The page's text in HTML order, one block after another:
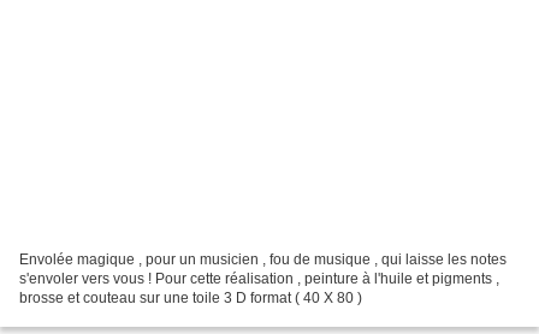
Envolée magique , pour un musicien , fou de musique , qui laisse les notes
s'envoler vers vous ! Pour cette réalisation , peinture à l'huile et pigments ,
brosse et couteau sur une toile 3 D format ( 40 X 80 )